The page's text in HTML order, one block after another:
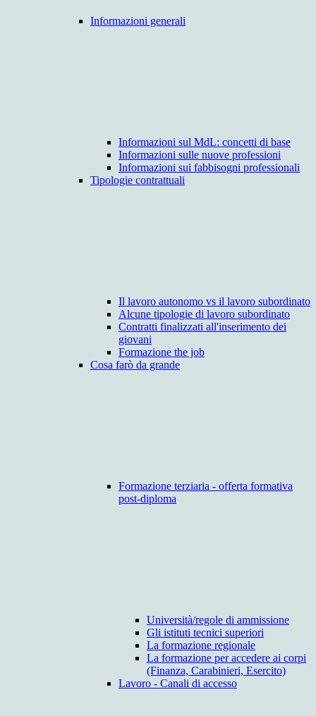
Informazioni generali
Informazioni sul MdL: concetti di base
Informazioni sulle nuove professioni
Informazioni sui fabbisogni professionali
Tipologie contrattuali
Il lavoro autonomo vs il lavoro subordinato
Alcune tipologie di lavoro subordinato
Contratti finalizzati all'inserimento dei
giovani
Formazione the job
Cosa farò da grande
Formazione terziaria - offerta formativa
post-diploma
Università/regole di ammissione
Gli istituti tecnici superiori
La formazione regionale
La formazione per accedere ai corpi
(Finanza, Carabinieri, Esercito)
Lavoro - Canali di accesso